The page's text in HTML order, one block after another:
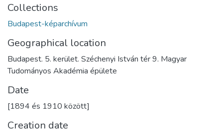
Collections
Budapest-képarchívum
Geographical location
Budapest. 5. kerület. Széchenyi István tér 9. Magyar
Tudományos Akadémia épülete
Date
[1894 és 1910 között]
Creation date